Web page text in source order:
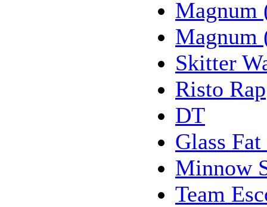
Magnum
Skitter
Risto Rap
DT
Glass Fat
Minnow
Team